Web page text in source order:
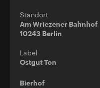
Standort
Am Wriezener Bahnhof
10243 Berlin
Label
Ostgut Ton
Bierhof